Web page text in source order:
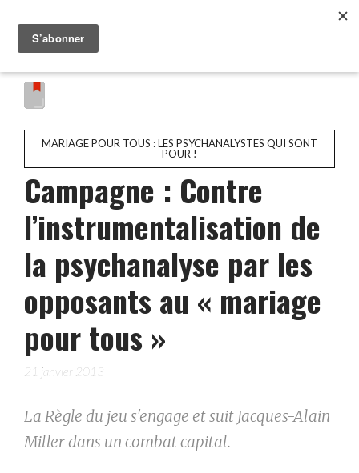
MARIAGE POUR TOUS : LES PSYCHANALYSTES QUI SONT
POUR !
Campagne : Contre
l’instrumentalisation de
la psychanalyse par les
opposants au « mariage
pour tous »
21 janvier 2013
La Règle du jeu s'engage et suit Jacques-Alain
Miller dans un combat capital.